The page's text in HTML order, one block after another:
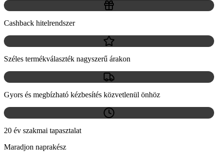
Cashback hitelrendszer
Széles termékválaszték nagyszerű árakon
Gyors és megbízható kézbesítés közvetlenül önhöz
20 év szakmai tapasztalat
Maradjon naprakész